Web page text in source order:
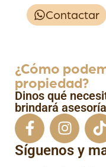
Contactar
¿Cómo
propiedad?
Dinos qué
brindará
Síguenos y